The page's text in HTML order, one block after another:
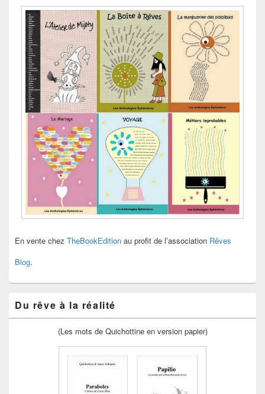
En vente chez TheBookEdition au profit de l’association Rêves
Blog.
Du rêve à la réalité
(Les mots de Quichottine en version papier)